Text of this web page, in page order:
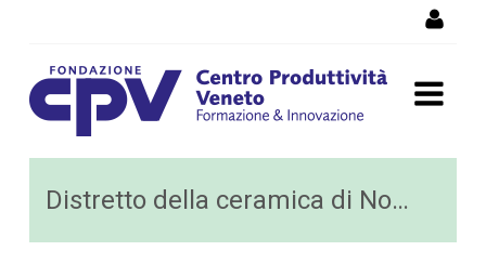
Distretto della ceramica di
Nove di Bassano del Grappa
Distretto della ceramica di Nove di Bassano del Grappa